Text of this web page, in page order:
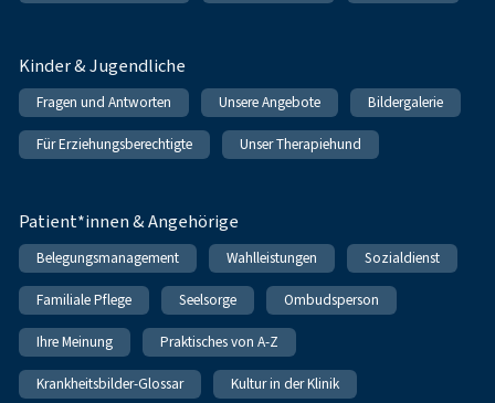
Kinder & Jugendliche
Fragen und Antworten Unsere Angebote Bildergalerie
Für Erziehungsberechtigte Unser Therapiehund
Patient*innen & Angehörige
Belegungsmanagement Wahlleistungen Sozialdienst
Familiale Pflege Seelsorge Ombudsperson
Ihre Meinung Praktisches von A-Z
Krankheitsbilder-Glossar Kultur in der Klinik